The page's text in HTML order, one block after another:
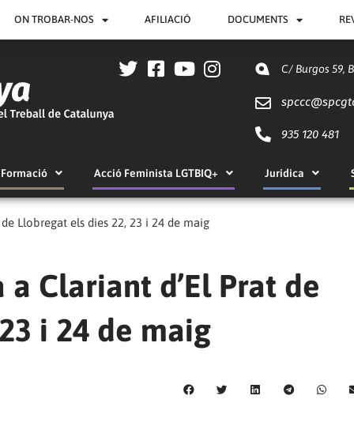
ON TROBAR-NOS AFILIACIÓ DOCUMENTS
C/ Burgos 59,
spccc@
935 120 481
Formació Acció Feminista LGTBIQ+ Jurídica
Llobregat els dies 22, 23 i 24 de maig
Clariant d’El Prat de
i 24 de maig